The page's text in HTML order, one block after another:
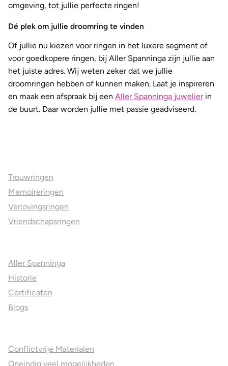
omgeving, tot jullie perfecte ringen!
Dé plek om jullie droomring te vinden
Of jullie nu kiezen voor ringen in het luxere segment of
voor goedkopere ringen, bij Aller Spanninga zijn jullie aan
het juiste adres. Wij weten zeker dat we jullie
droomringen hebben of kunnen maken. Laat je inspireren
en maak een afspraak bij een Aller Spanninga juwelierin
de buurt. Daar worden jullie met passie geadviseerd.
Trouwringen
Memoireringen
Verlovingsringen
Vriendschapsringen
Aller Spanninga
Historie
Certificaten
Blogs
Conflictvrije Materialen
Oneindig veel mogelijkheden